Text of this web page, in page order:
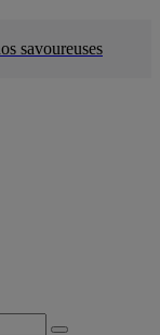
savoureuses